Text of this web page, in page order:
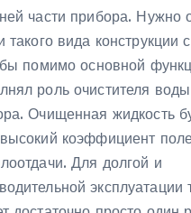
части прибора. Нужно
такого вида конструкции
помимо основной
роль очистителя
Очищенная жидкость
коэффициент
Для долгой и
эксплуатации